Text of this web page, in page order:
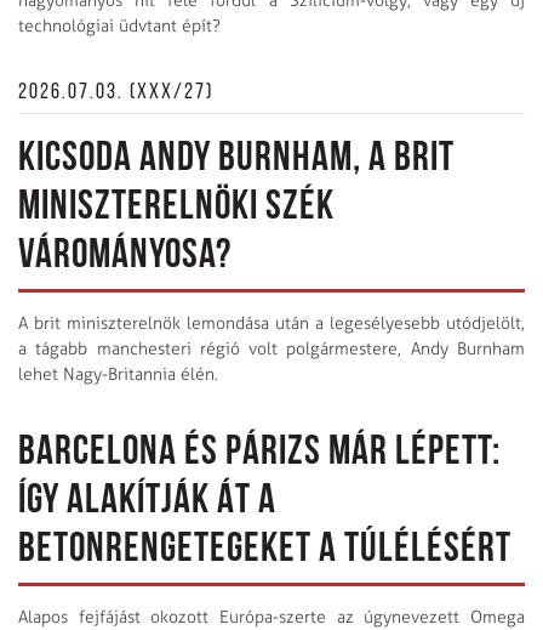
technológiai üdvtant épít?
2026.07.03. (XXX/27)
KICSODA ANDY BURNHAM, A BRIT
MINISZTERELNÖKI SZÉK
VÁROMÁNYOSA?
A brit miniszterelnök lemondása után a leg­esélyesebb utódjelölt,
a tágabb manchesteri régió volt polgármestere, Andy Burnham
lehet Nagy-Britannia élén.
BARCELONA ÉS PÁRIZS MÁR LÉPETT:
ÍGY ALAKÍTJÁK ÁT A
BETONRENGETEGEKET A TÚLÉLÉSÉRT
Alapos fejfájást okozott Európa-szerte az úgynevezett Omega